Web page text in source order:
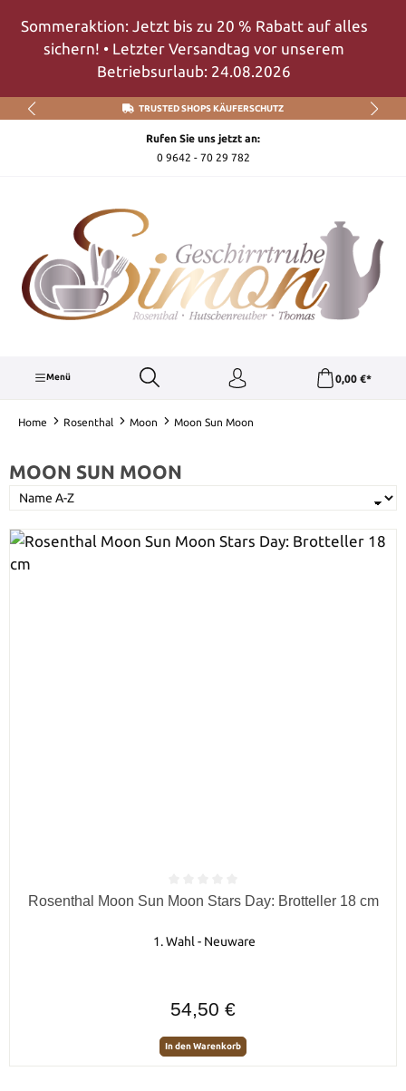
Zum Hauptinhalt springen
Sommeraktion: Jetzt bis zu 20 % Rabatt auf alles
sichern! • Letzter Versandtag vor unserem
Betriebsurlaub: 24.08.2026
TRUSTED SHOPS KÄUFERSCHUTZ
Rufen Sie uns jetzt an:
0 9642 - 70 29 782
Menü 0,00 €*
Home Rosenthal Moon Moon Sun Moon
MOON SUN MOON
Durchschnittliche Bewertung von 0 von 5 Sternen
Rosenthal Moon Sun Moon Stars Day: Brotteller 18 cm
1. Wahl - Neuware
54,50 €
In den Warenkorb